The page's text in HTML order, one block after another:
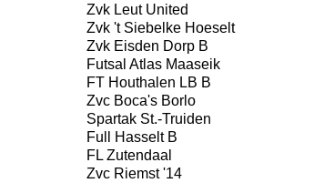
Zvk Leut United
Zvk 't Siebelke Hoeselt
Zvk Eisden Dorp B
Futsal Atlas Maaseik
FT Houthalen LB B
Zvc Boca's Borlo
Spartak St.-Truiden
Full Hasselt B
FL Zutendaal
Zvc Riemst '14